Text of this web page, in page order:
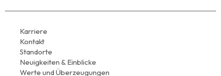
Karriere
Kontakt
Standorte
Neuigkeiten & Einblicke
Werte und Überzeugungen